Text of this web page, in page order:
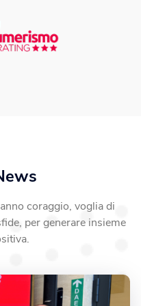
coraggio, voglia di
per generare insieme